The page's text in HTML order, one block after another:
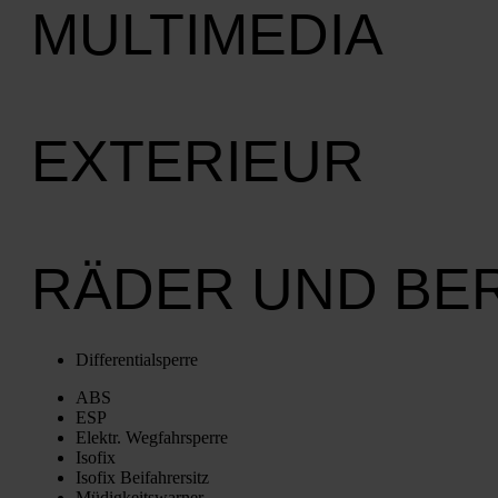
MULTIMEDIA
EXTERIEUR
RÄDER UND
Dif­fe­ren­ti­al­sper­re
ABS
ESP
Elektr. Weg­fahr­sper­re
Iso­fix
Iso­fix Bei­fah­rer­sitz